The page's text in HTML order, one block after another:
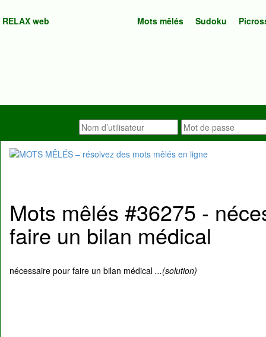
RELAX web Mots mêlés Sudoku
Mots mêlés #36275 -
faire un bilan médical
nécessaire pour faire un bilan médical ...(solution)